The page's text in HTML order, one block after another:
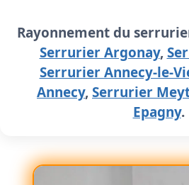
Rayonnement du
Serrurier Argonay,
Serrurier Annecy-le-
Annecy, Serrurier
Epagny.